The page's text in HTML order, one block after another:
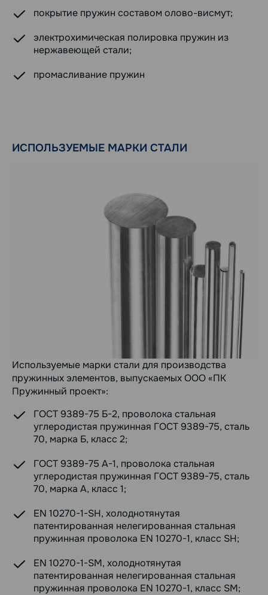
покрытие пружин составом олово-висмут;
электрохимическая полировка пружин из
нержавеющей стали;
промасливание пружин
ИСПОЛЬЗУЕМЫЕ МАРКИ СТАЛИ
Используемые марки стали для производства
пружинных элементов, выпускаемых ООО «ПК
Пружинный проект»:
ГОСТ 9389-75 Б-2, проволока стальная
углеродистая пружинная ГОСТ 9389-75, сталь
70, марка Б, класс 2;
ГОСТ 9389-75 А-1, проволока стальная
углеродистая пружинная ГОСТ 9389-75, сталь
70, марка А, класс 1;
EN 10270-1-SH, холоднотянутая
патентированная нелегированная стальная
пружинная проволока EN 10270-1, класс SH;
EN 10270-1-SM, холоднотянутая
патентированная нелегированная стальная
пружинная проволока EN 10270-1, класс SM;